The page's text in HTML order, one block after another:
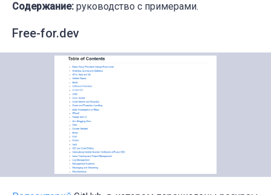
Содержание: руководство с примерами.
Free-for.dev